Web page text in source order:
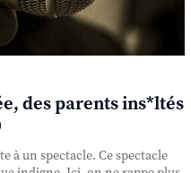
des parents ins*ltés
à un spectacle. Ce spectacle